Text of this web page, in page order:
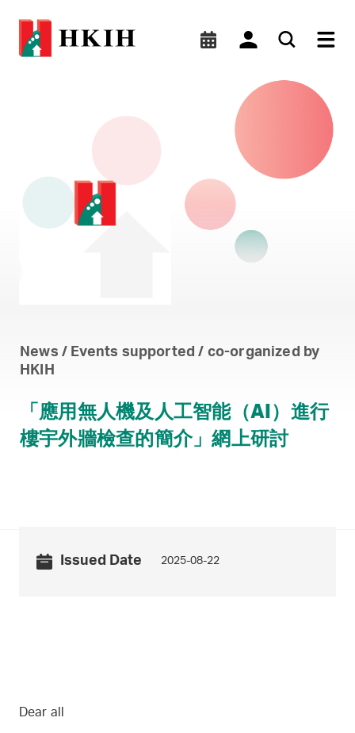
News / Events supported / co-organized by
HKIH
「應用無人機及人工智能（AI）進行
樓宇外牆檢查的簡介」網上研討
Issued Date 2025-08-22
Dear all
「應用無人機及人工智能（